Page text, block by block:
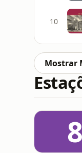
10
Mostrar